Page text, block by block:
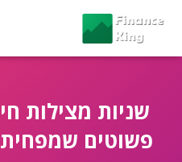
שניות מצילות
פשוטים